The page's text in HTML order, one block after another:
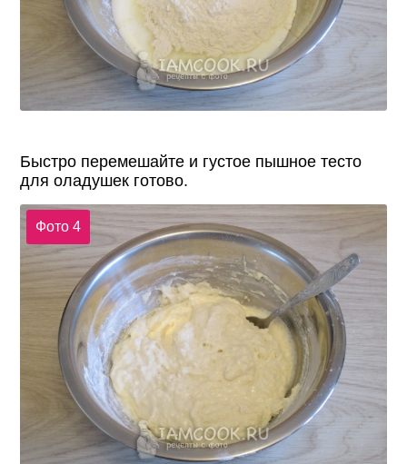
Быстро перемешайте и густое пышное тесто
для оладушек готово.
Фото 4